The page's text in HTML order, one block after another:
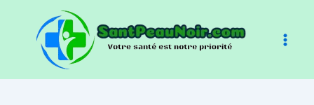
contenu